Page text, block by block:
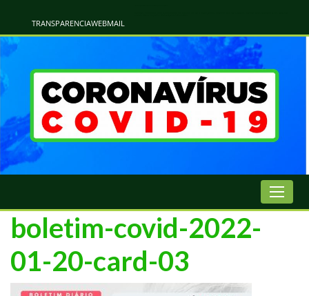
TRANSPARENCIAWEBMAIL
boletim-covid-2022-
01-20-card-03